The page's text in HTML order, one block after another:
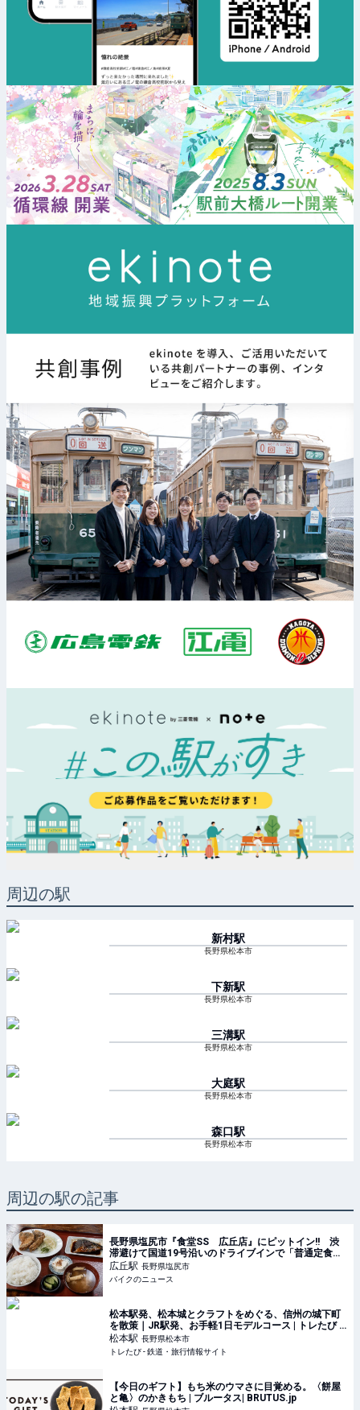
周辺の駅
新村駅
長野県松本市
下新駅
長野県松本市
三溝駅
長野県松本市
大庭駅
長野県松本市
森口駅
長野県松本市
周辺の駅の記事
長野県塩尻市『食堂SS 広丘店』にピットイン!! 渋
滞避けて国道19号沿いのドライブインで「普通定食」
を堪能!! 美味しいアジフライを求めて走る旅
広丘駅 長野県塩尻市
バイクのニュース
松本駅発、松本城とクラフトをめぐる、信州の城下町
を散策｜JR駅発、お手軽1日モデルコース | トレたび -
鉄道・旅行情報サイト
松本駅 長野県松本市
トレたび - 鉄道・旅行情報サイト
【今日のギフト】もち米のウマさに目覚める。〈餅屋
と亀〉のかきもち | ブルータス| BRUTUS.jp